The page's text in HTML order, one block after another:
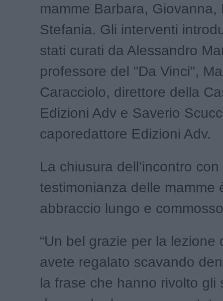
mamme Barbara, Giovanna,
Stefania. Gli interventi
stati curati da Alessandro
professore del "Da Vinci",
Caracciolo, direttore della
Edizioni Adv e Saverio
caporedattore Edizioni Adv.
La chiusura dell’incontro con
testimonianza delle mamme
abbraccio lungo e
“Un bel grazie per la lezione
avete regalato scavando
la frase che hanno rivolto gli